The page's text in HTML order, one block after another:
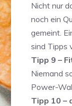
Nicht nur
noch ein
gemeint.
sind Tipps
Tipp 9 –
Niemand
Power-
Tipp 10 –